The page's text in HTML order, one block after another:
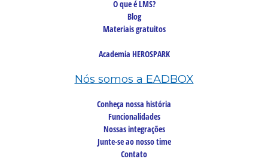
O que é LMS?
Blog
Materiais gratuitos
Academia HEROSPARK
Nós somos a EADBOX
Conheça nossa história
Funcionalidades
Nossas integrações
Junte-se ao nosso time
Contato